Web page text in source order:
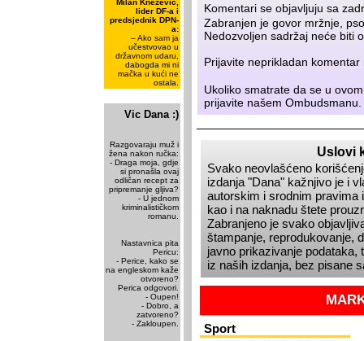
Milan Knežević,
lider DF-a i
predsjednik DPN-
a:
– Ako sam ja
učestvovao u
državnom udaru,
dabogda mi ni
mačka u kući ne
ostala.
Vic Dana :)
Razgovaraju muž i
žena nakon ručka:
- Draga moja, gdje
si pronašla ovaj
odličan recept za
pripremanje gljiva?
- U jednom
kriminalističkom
romanu.
​Nastavnica pita
Pericu:
- Perice, kako se
na engleskom kaže
otvoreno?
Perica odgovori.
- Oupen!
- Dobro, a
zatvoreno?
- Zakloupen.
Komentari se objavljuju sa
Zabranjen je govor mržnje,
Nedozvoljen sadržaj neće biti
Prijavite neprikladan
Ukoliko smatrate da se u
prijavite našemOmbudsmanu
Uslovi
Svako neovlašćeno
izdanja Dana kažnjivo je i
autorskim i srodnim pravima
kao i na naknadu štete
Zabranjeno je svako
štampanje, reprodukovanje,
javno prikazivanje podataka,
iz naših izdanja, bez pisane
Sport